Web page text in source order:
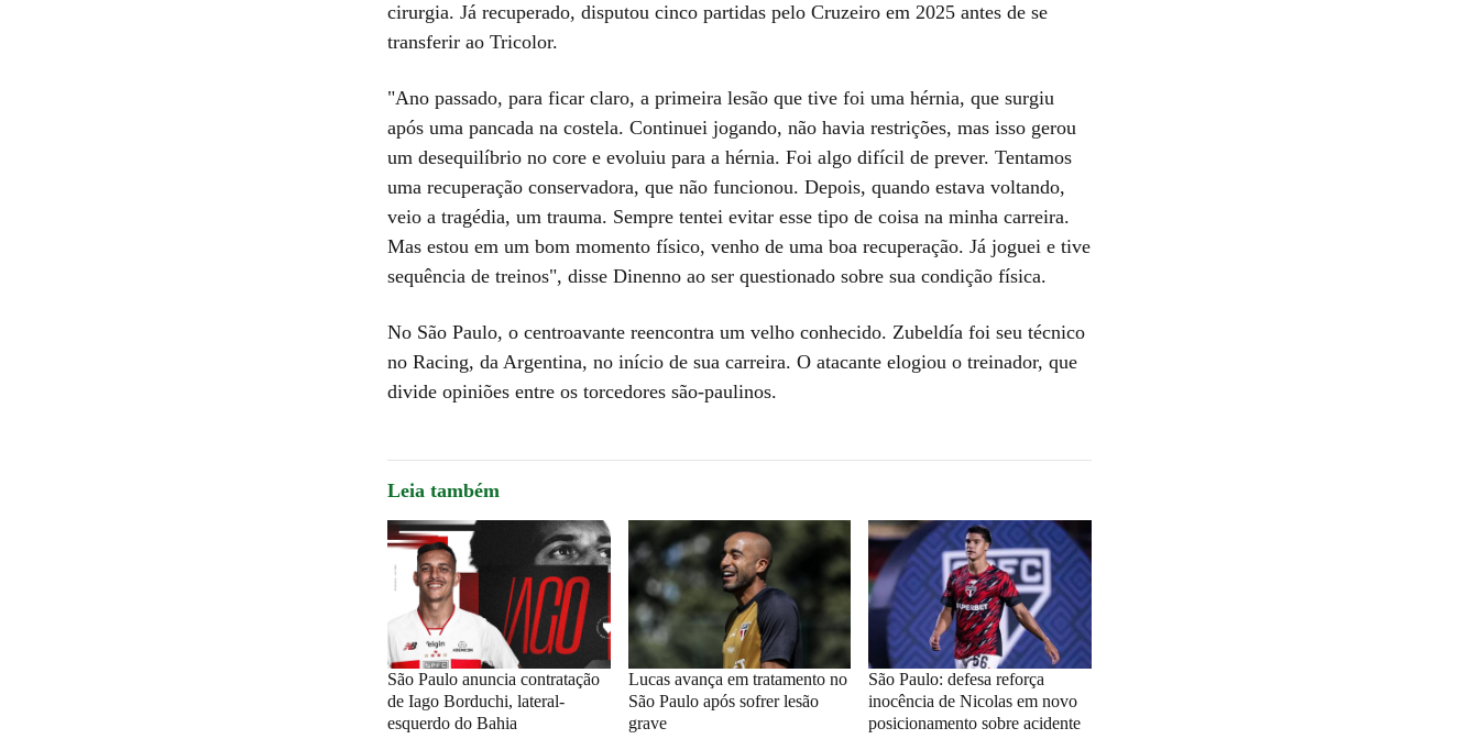
cirurgia. Já recuperado, disputou cinco partidas pelo Cruzeiro em 2025 antes de se
transferir ao Tricolor.
"Ano passado, para ficar claro, a primeira lesão que tive foi uma hérnia, que surgiu
após uma pancada na costela. Continuei jogando, não havia restrições, mas isso gerou
um desequilíbrio no core e evoluiu para a hérnia. Foi algo difícil de prever. Tentamos
uma recuperação conservadora, que não funcionou. Depois, quando estava voltando,
veio a tragédia, um trauma. Sempre tentei evitar esse tipo de coisa na minha carreira.
Mas estou em um bom momento físico, venho de uma boa recuperação. Já joguei e tive
sequência de treinos", disse Dinenno ao ser questionado sobre sua condição física.
No São Paulo, o centroavante reencontra um velho conhecido. Zubeldía foi seu técnico
no Racing, da Argentina, no início de sua carreira. O atacante elogiou o treinador, que
divide opiniões entre os torcedores são-paulinos.
Leia também
São Paulo anuncia contratação
de Iago Borduchi, lateral-
esquerdo do Bahia
Lucas avança em tratamento no
São Paulo após sofrer lesão
grave
São Paulo: defesa reforça
inocência de Nicolas em novo
posicionamento sobre acidente